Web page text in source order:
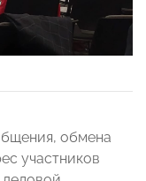
обмена
участников